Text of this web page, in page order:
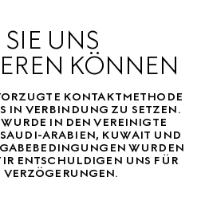
UNS
KÖNNEN
KONTAKTMETHODE
IN VERBINDUNG ZU SETZEN.
IN DEN VEREINIGTE
ARABIEN, KUWAIT UND
WURDEN
ENTSCHULDIGEN UNS FÜR